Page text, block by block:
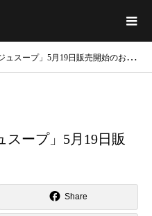
スープ」5月19日販売開始のお知らせ
スープ」5月19日販
Share